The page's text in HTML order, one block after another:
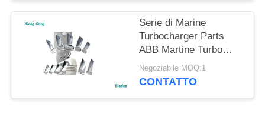
Serie di Marine
Turbocharger Parts
ABB Martine Turbo
VTC della paletta della
turbina
Negoziabile MOQ:1
CONTATTO